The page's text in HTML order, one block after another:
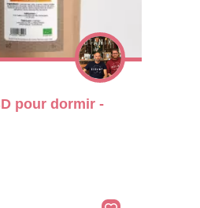
pour dormir -